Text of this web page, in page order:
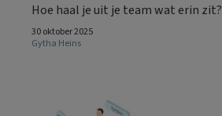
Hoe haal je uit je team wat erin zit?
30 oktober 2025
Gytha Heins